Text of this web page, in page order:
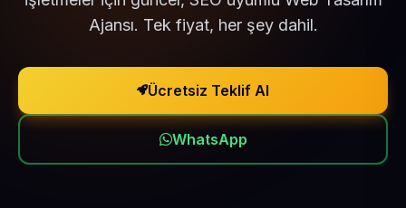
Ajansı. Tek fiyat, her şey dahil.
Ücretsiz Teklif Al
WhatsApp